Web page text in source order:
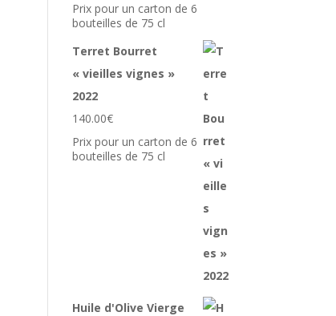
Prix pour un carton de 6
bouteilles de 75 cl
Terret Bourret
« vieilles vignes »
2022
140.00€
Prix pour un carton de 6
bouteilles de 75 cl
Huile d'Olive Vierge